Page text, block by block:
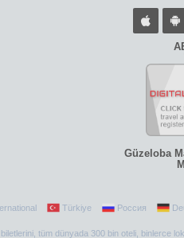
Güzeloba
Türkiye Россия
biletlerini, tüm dünyada 300 bin oteli,